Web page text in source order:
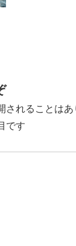
されることはあ
です